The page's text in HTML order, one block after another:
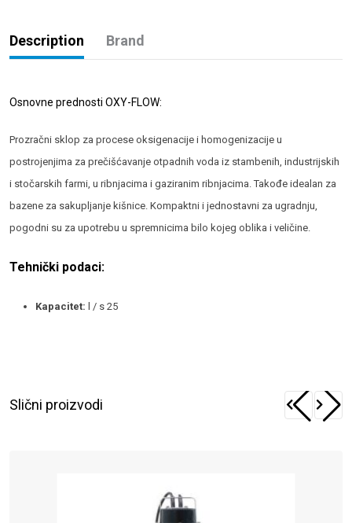
Description Brand
Osnovne prednosti OXY-FLOW:
Prozračni sklop za procese oksigenacije i homogenizacije u
postrojenjima za prečišćavanje otpadnih voda iz stambenih, industrijskih
i stočarskih farmi, u ribnjacima i gaziranim ribnjacima. Takođe idealan za
bazene za sakupljanje kišnice. Kompaktni i jednostavni za ugradnju,
pogodni su za upotrebu u spremnicima bilo kojeg oblika i veličine.
Tehnički podaci:
Kapacitet: l / s 25
Slični proizvodi